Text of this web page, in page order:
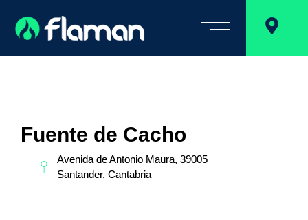
Fuente de Cacho
Avenida de Antonio Maura, 39005
Santander, Cantabria